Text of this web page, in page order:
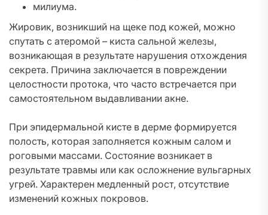
милиума.
Жировик, возникший на щеке под кожей, можно
спутать с атеромой – киста сальной железы,
возникающая в результате нарушения отхождения
секрета. Причина заключается в повреждении
целостности протока, что часто встречается при
самостоятельном выдавливании акне.
При эпидермальной кисте в дерме формируется
полость, которая заполняется кожным салом и
роговыми массами. Состояние возникает в
результате травмы или как осложнение вульгарных
угрей. Характерен медленный рост, отсутствие
изменений кожных покровов.